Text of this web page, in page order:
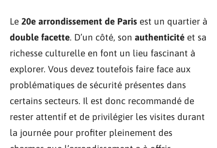
Le 20e arrondissement de Paris est un quartier à
double facette. D’un côté, son authenticité et sa
richesse culturelle en font un lieu fascinant à
explorer. Vous devez toutefois faire face aux
problématiques de sécurité présentes dans
certains secteurs. Il est donc recommandé de
rester attentif et de privilégier les visites durant
la journée pour profiter pleinement des